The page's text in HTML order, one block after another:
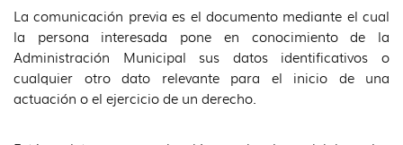
idioma
La comunicación previa es el documento mediante el cual
la persona interesada pone en conocimiento de la
Administración Municipal sus datos identificativos o
cualquier otro dato relevante para el inicio de una
actuación o el ejercicio de un derecho.